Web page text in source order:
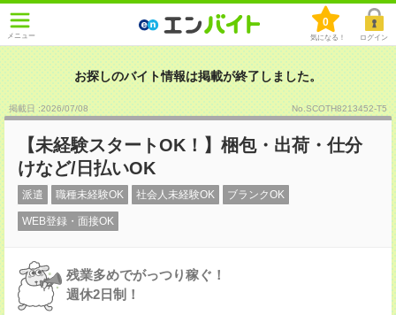
メニュー
0
気になる！ ログイン
お探しのバイト情報は掲載が終了しました。
掲載日 :2026/07/08 No.SCOTH8213452-T5
【未経験スタートOK！】梱包・出荷・仕分
けなど/日払いOK
派遣 職種未経験OK 社会人未経験OK ブランクOK
WEB登録・面接OK
残業多めでがっつり稼ぐ！
週休2日制！